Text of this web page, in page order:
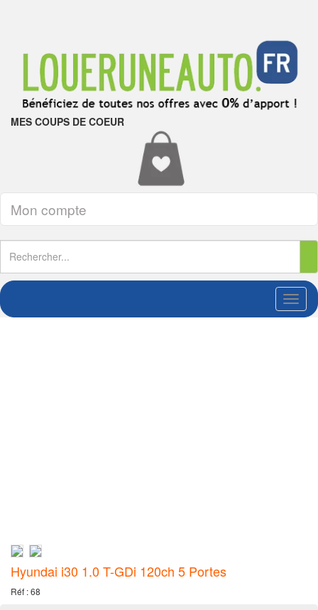
MES COUPS DE COEUR
Mon compte
Hyundai i30 1.0 T-GDi 120ch 5 Portes
Réf : 68